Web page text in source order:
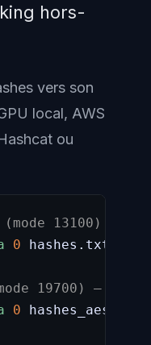
hors-
vers son
local, AWS
ou
(mode 13100) —
0 hashes.txt
19700) —
0